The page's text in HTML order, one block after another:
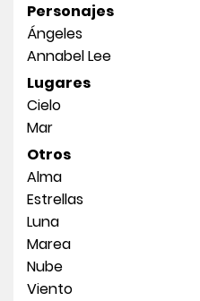
Personajes
Ángeles
Annabel Lee
Lugares
Cielo
Mar
Otros
Alma
Estrellas
Luna
Marea
Nube
Viento